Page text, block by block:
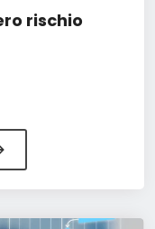
rischio